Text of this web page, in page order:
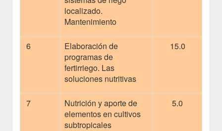
localizado.
Mantenimiento
6
Elaboración de
programas de
fertirriego. Las
soluciones nutritivas
15.0
7
Nutrición y aporte de
elementos en cultivos
subtropicales
5.0